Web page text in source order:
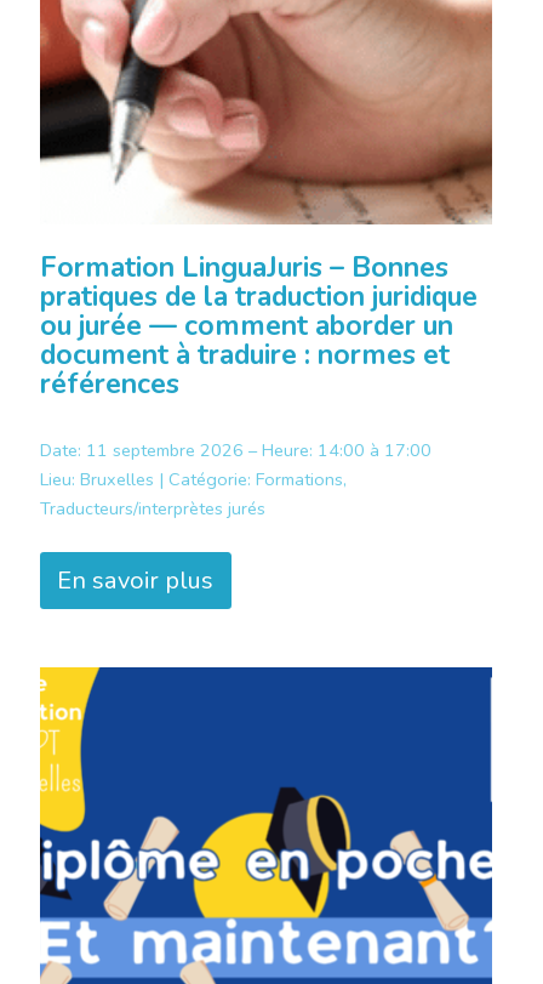
Formation LinguaJuris – Bonnes
pratiques de la traduction juridique
ou jurée — comment aborder un
document à traduire : normes et
références
Date: 11 septembre 2026 – Heure: 14:00 à 17:00
Lieu: Bruxelles | Catégorie: Formations,
Traducteurs/interprètes jurés
En savoir plus